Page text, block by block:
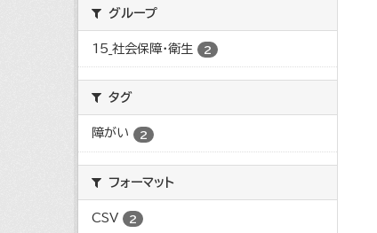
グループ
15_社会保障・衛生 2
タグ
障がい 2
フォーマット
CSV 2